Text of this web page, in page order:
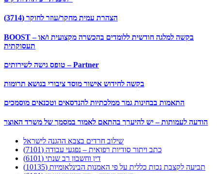
הצהרת עמית מחקר/עוזר לחוקר (3714)
BOOST – בקשה למלגה חודשית ללומדים בהכשרה מקצועית ו/או
תעסוקתית
טופס גישה לשירותים – Partner
בקשה לחידוש אישור מוסד ציבורי בנושא תרומות
התאמות בבחינות גמר ממלכתיות להנדסאים וטכנאים מוסמכים
הודעה לעמותות – יש להיערך בהתאם לאמור במסמך של משרד האוצר
שילוב חרדים בצבא ההגנה לישראל
כתב ויתור סודיות רפואית – נפגעי עבודה (7101)
דין וחשבון רב שנתי (6101)
תביעה לקצבת נכות כללית על פי האמנות הבינלאומיות (10135)